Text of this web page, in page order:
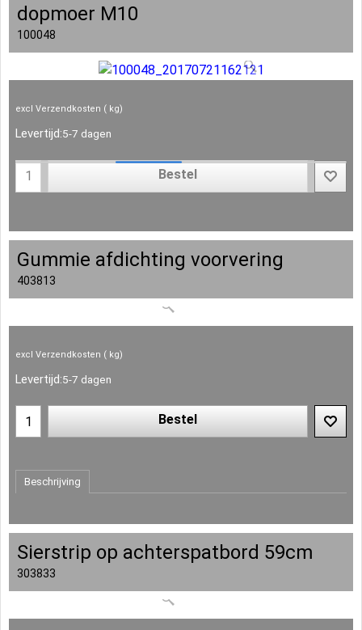
dopmoer M10
100048
excl Verzendkosten kg
Levertijd:5-7 dagen
Bestel
Gummie afdichting voorvering
403813
excl Verzendkosten kg
Levertijd:5-7 dagen
Bestel
Beschrijving
Sierstrip op achterspatbord 59cm
303833